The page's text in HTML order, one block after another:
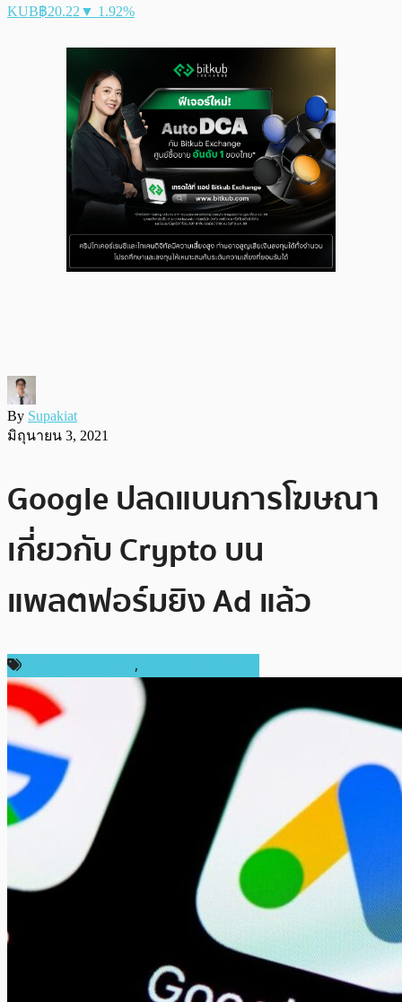
KUB฿20.22 ▼ 1.92%
By Supakiat
มิถุนายน 3, 2021
Google ปลดแบนการโฆษณา
เกี่ยวกับ Crypto บน
แพลตฟอร์มยิง Ad แล้ว
,